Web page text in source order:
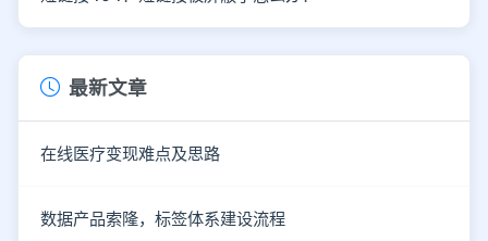
最新文章
在线医疗变现难点及思路
数据产品索隆，标签体系建设流程